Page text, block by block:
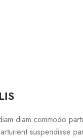
diam commodo
suspendisse